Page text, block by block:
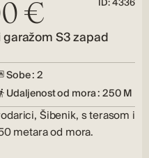
€
S3 zapad
Sobe : 2
Udaljenost od mora : 250 M
Šibenik, s terasom i
metara od mora.